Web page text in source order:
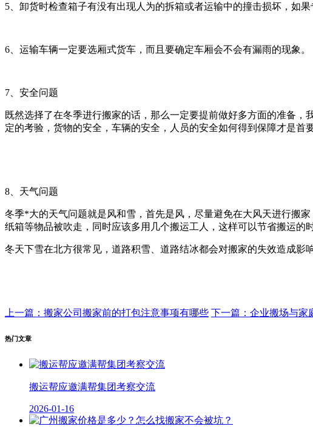
5、卸货时检查箱子有没有出现人为的拆箱或者运输中的撞击损坏，如
6、运输车辆一定要选厢式货车，而且要确定车厢会不会有漏雨的现象。
7、安全问题
既然选择了在冬季进行搬家的话，那么一定要提前做好多方面的准备
定的考验，货物的安全，车辆的安全，人员的安全如何得到保障才是
8、天气问题
冬季*大的天气问题就是风和雪，首先是风，尽量避免在大风天进行搬
纸箱等物品被吹走，同时应该多用几个搬运工人，这样可以节省搬运的
冬天下雪在北方很常见，道路积雪、道路结冰都会对搬家的失效造成影
上一篇：搬家公司搬家前的打包注意事项有哪些 下一篇：企业搬场与家
热门文章
搬运帮应邀满帮集团考察交流
2026-01-16